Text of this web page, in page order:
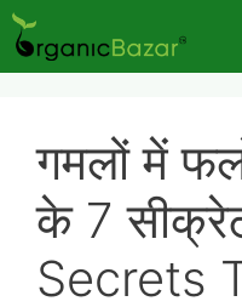
Skip
to
content
गमलों में
के 7
Secrets